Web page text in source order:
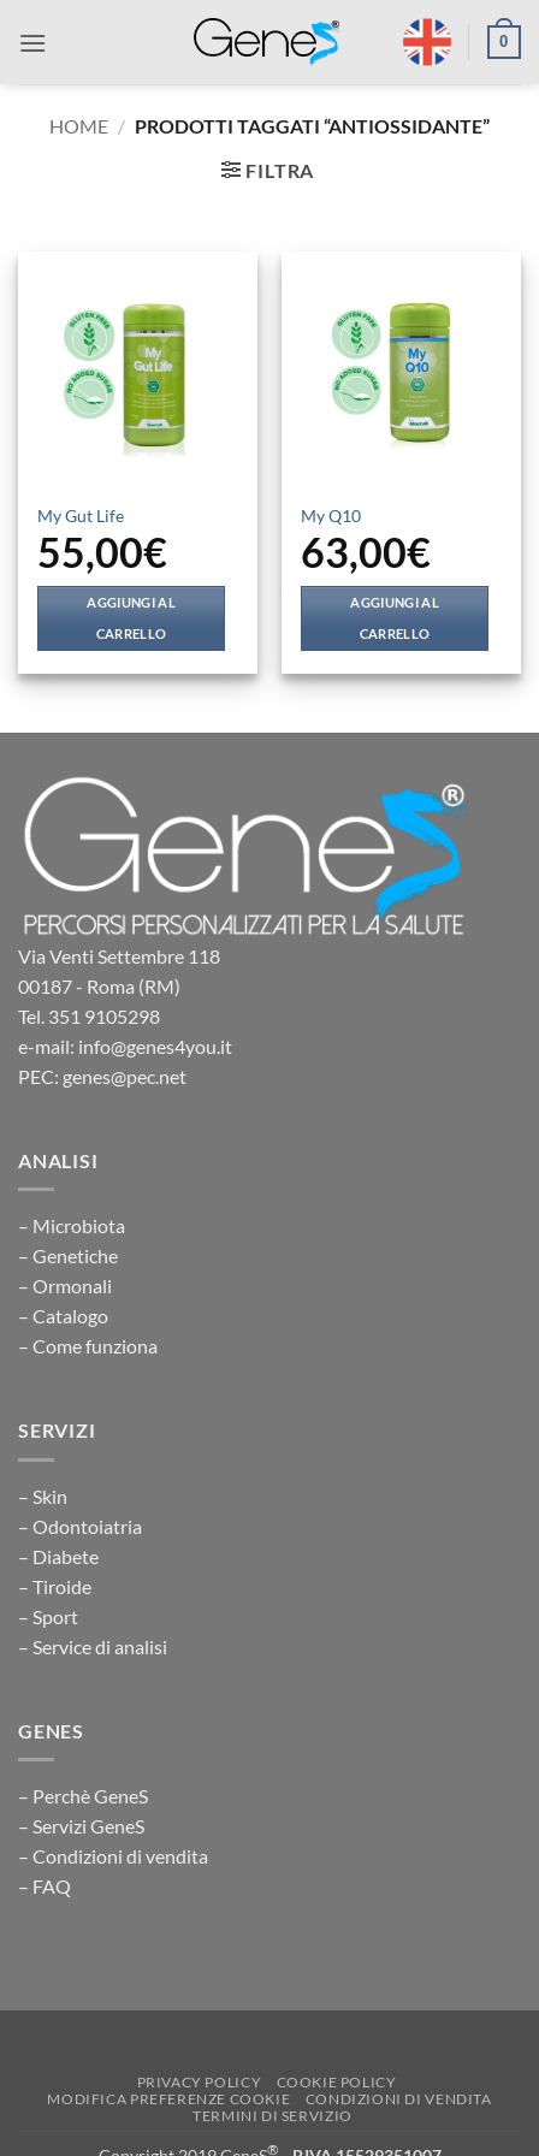
0
HOME / PRODOTTI TAGGATI “ANTIOSSIDANTE”
FILTRA
My Gut Life
55,00€
AGGIUNGI AL
CARRELLO
My Q10
63,00€
AGGIUNGI AL
CARRELLO
Via Venti Settembre 118
00187 - Roma (RM)
Tel. 351 9105298
e-mail: info@genes4you.it
PEC: genes@pec.net
ANALISI
– Microbiota
– Genetiche
– Ormonali
– Catalogo
– Come funziona
SERVIZI
– Skin
– Odontoiatria
– Diabete
– Tiroide
– Sport
– Service di analisi
GENES
– Perchè GeneS
– Servizi GeneS
– Condizioni di vendita
– FAQ
PRIVACY POLICY
COOKIE POLICY
MODIFICA PREFERENZE COOKIE
CONDIZIONI DI VENDITA
TERMINI DI SERVIZIO
®